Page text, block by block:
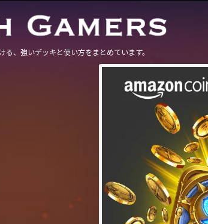
、強いデッキと使い方をまとめています。